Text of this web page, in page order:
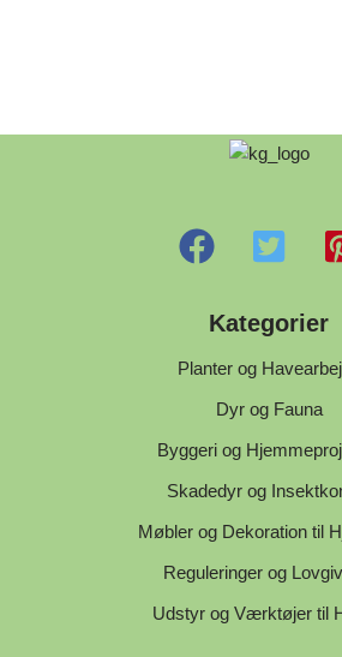
Kategorier
Planter og
Dyr og Fauna
Byggeri og
Skadedyr og
Møbler og Dekoration til
Reguleringer og
Udstyr og Værktøjer til